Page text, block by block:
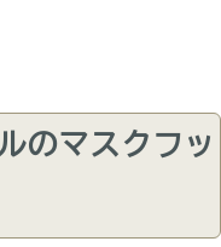
のマスクフッ